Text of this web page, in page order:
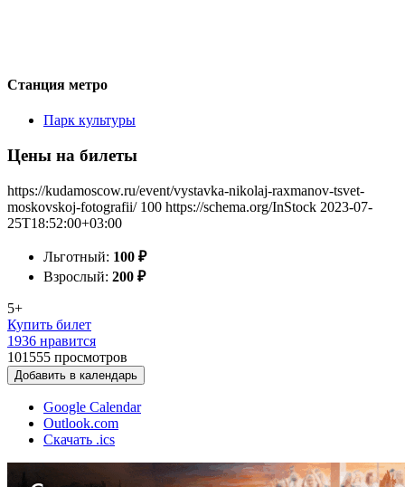
Станция метро
Парк культуры
Цены на билеты
https://kudamoscow.ru/event/vystavka-nikolaj-raxmanov-tsvet-
moskovskoj-fotografii/ 100 https://schema.org/InStock 2023-07-
25T18:52:00+03:00
Льготный: 100 ₽
Взрослый: 200 ₽
5+
Купить билет
1936 нравится
101555 просмотров
Добавить в календарь
Google Calendar
Outlook.com
Скачать .ics